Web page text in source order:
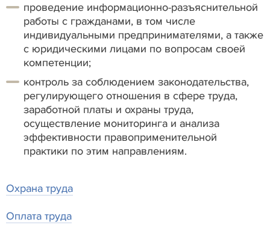
проведение информационно-разъяснительной
работы с гражданами, в том числе
индивидуальными предпринимателями, а также
с юридическими лицами по вопросам своей
компетенции;
контроль за соблюдением законодательства,
регулирующего отношения в сфере труда,
заработной платы и охраны труда,
осуществление мониторинга и анализа
эффективности правоприменительной
практики по этим направлениям.
Охрана труда
Оплата труда